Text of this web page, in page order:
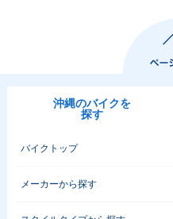
沖縄のバイクを
探す
バイクトップ
メーカーから探す